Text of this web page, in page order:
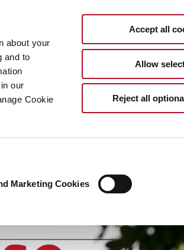
about your
and to
our
Cookie
Marketing Cookies
Accept all
Allow
Reject all